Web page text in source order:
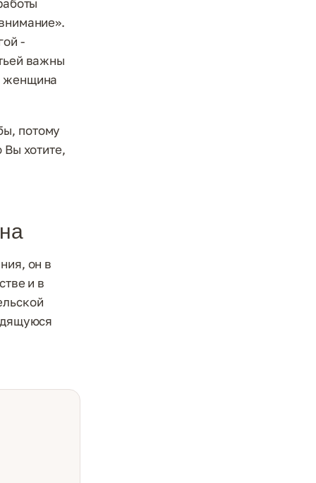
-
важны
женщина
потому
хотите,
он в
и в